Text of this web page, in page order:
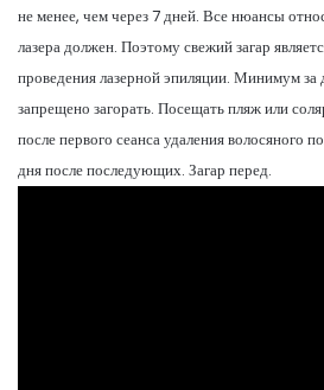
не менее, чем через 7 дней. Все нюансы
лазера должен. Поэтому свежий загар
проведения лазерной эпиляции. Минимум за
запрещено загорать. Посещать пляж или
после первого сеанса удаления волосяного
дня после последующих. Загар перед.